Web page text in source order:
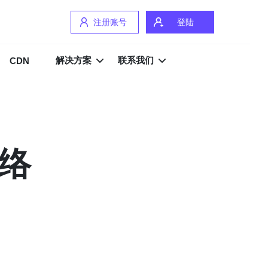
注册账号 登陆
CDN 解决方案 联系我们